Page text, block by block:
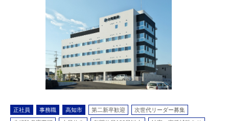
正社員 事務職 高知市 第二新卒歓迎 次世代リーダー募集